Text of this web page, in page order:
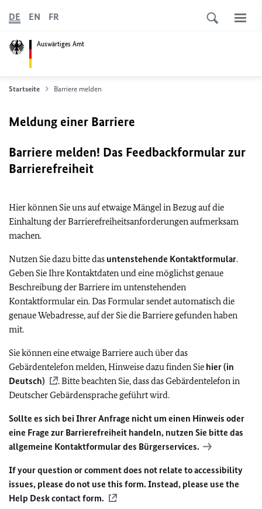
Auswärtiges Amt
DE EN FR
Startseite Barriere melden
Meldung einer Barriere
Barriere melden! Das Feedbackformular zur
Barrierefreiheit
Hier können Sie uns auf etwaige Mängel in Bezug auf die
Einhaltung der Barrierefreiheitsanforderungen aufmerksam
machen.
Nutzen Sie dazu bitte das untenstehende Kontaktformular.
Geben Sie Ihre Kontaktdaten und eine möglichst genaue
Beschreibung der Barriere im untenstehenden
Kontaktformular ein. Das Formular sendet automatisch die
genaue Webadresse, auf der Sie die Barriere gefunden haben
mit.
Sie können eine etwaige Barriere auch über das
Gebärdentelefon melden, Hinweise dazu finden Sie hier (in
Deutsch)
. Bitte beachten Sie, dass das Gebärdentelefon in
Deutscher Gebärdensprache geführt wird.
Sollte es sich bei Ihrer Anfrage nicht um einen Hinweis oder
eine Frage zur Barrierefreiheit handeln, nutzen Sie bitte das
allgemeine Kontaktformular des Bürgerservices.
If your question or comment does not relate to accessibility
issues, please do not use this form. Instead, please use the
Help Desk contact form.